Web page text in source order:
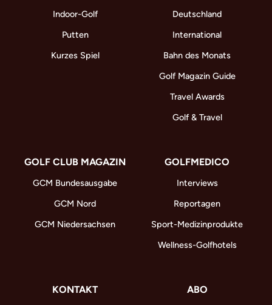
Indoor-Golf
Putten
Kurzes Spiel
Deutschland
International
Bahn des Monats
Golf Magazin Guide
Travel Awards
Golf & Travel
GOLF CLUB MAGAZIN
GCM Bundesausgabe
GCM Nord
GCM Niedersachsen
GOLFMEDICO
Interviews
Reportagen
Sport-Medizinprodukte
Wellness-Golfhotels
KONTAKT ABO